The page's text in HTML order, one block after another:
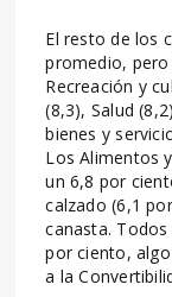
El resto de los
promedio,
Recreación y
(8,3), Salud
bienes y
Los Alimentos
un 6,8 por
calzado (6,1
canasta.
por ciento,
a la